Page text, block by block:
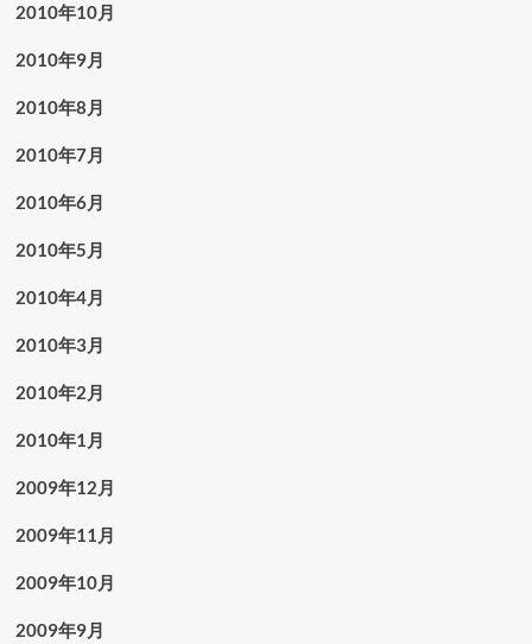
2010年10月
2010年9月
2010年8月
2010年7月
2010年6月
2010年5月
2010年4月
2010年3月
2010年2月
2010年1月
2009年12月
2009年11月
2009年10月
2009年9月